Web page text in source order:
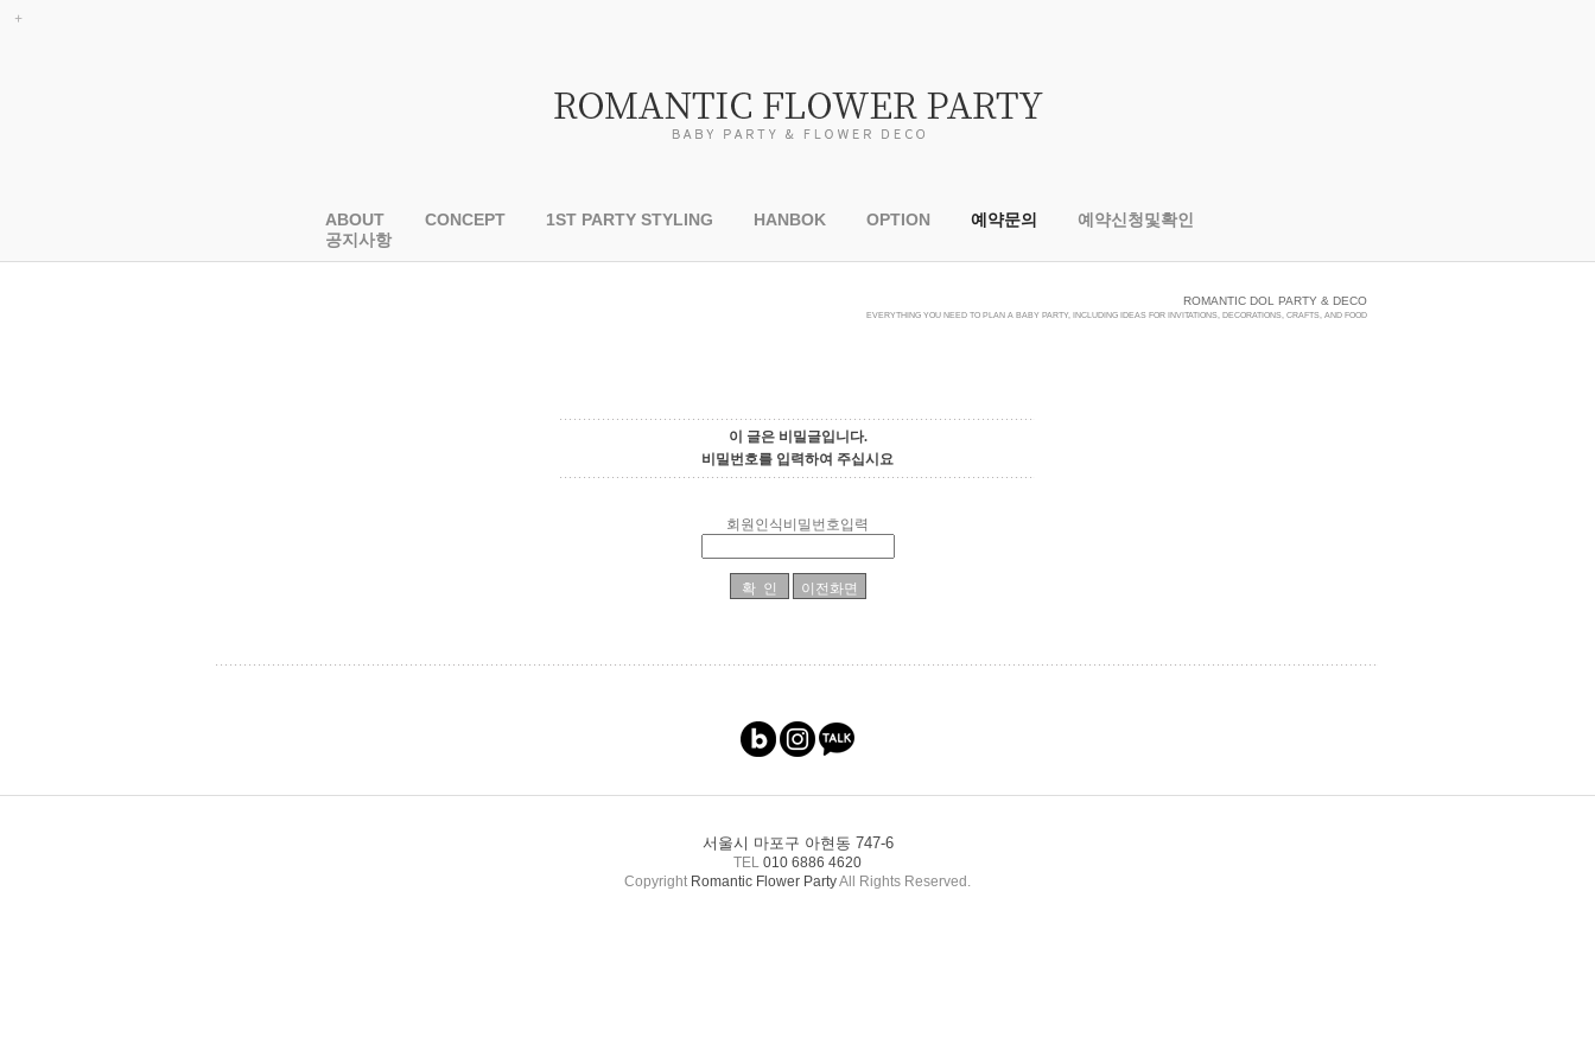
ABOUT CONCEPT 1ST PARTY STYLING HANBOK OPTION 예약문의
예약신청및확인
공지사항
ROMANTIC DOL PARTY & DECO
EVERYTHING YOU NEED TO PLAN A BABY PARTY, INCLUDING IDEAS FOR INVITATIONS, DECORATIONS, CRAFTS, AND FOOD
이 글은 비밀글입니다.
비밀번호를 입력하여 주십시요
회원인식비밀번호입력
서울시 마포구 아현동 747-6
TEL 010 6886 4620
Copyright Romantic Flower PartyAll Rights Reserved.